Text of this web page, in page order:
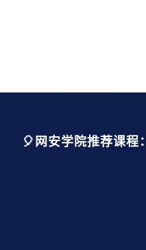
🎈网安学院推荐课程：